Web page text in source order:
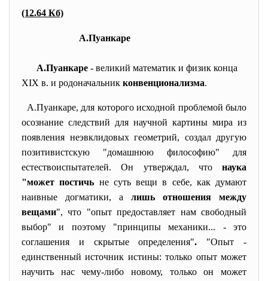
(12.64 Кб)
А.Пуанкаре
А.Пуанкаре - великий математик и физик конца
XIX в. и родоначальник конвенционализма.
А.Пуанкаре, для которого исходной проблемой было
осознание следствий для научной картины мира из
появления неэвклидовых геометрий, создал другую
позитивистскую "домашнюю философию" для
естествоиспытателей. Он утверждал, что наука
"может постичь не суть вещи в себе, как думают
наивные догматики, а лишь отношения между
вещами", что "опыт предоставляет нам свободный
выбор" и поэтому "принципы механики... - это
соглашения и скрытые определения".
"Опыт -
единственный источник истины: только опыт может
научить нас чему-либо новому, только он может